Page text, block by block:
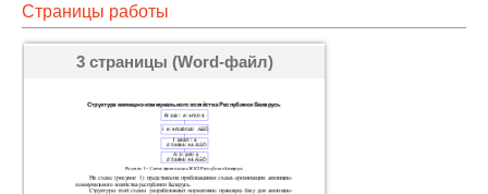
Страницы работы
3 страницы (Word-файл)